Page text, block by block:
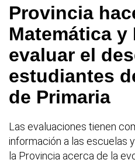
Provincia
Matemática y
evaluar el
estudiantes
de Primaria
Las evaluaciones tienen
información a las escuelas
la Provincia acerca de la